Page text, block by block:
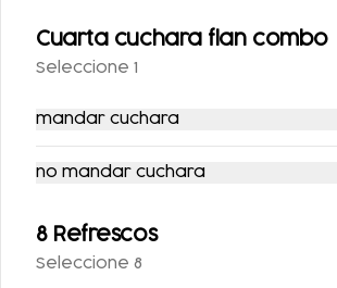
SIDRAL LIGHT 355ML
$25.00
FANTA
Cuarta cuchara flan combo
Seleccione 1
mandar cuchara
no mandar cuchara
8 Refrescos
Seleccione 8